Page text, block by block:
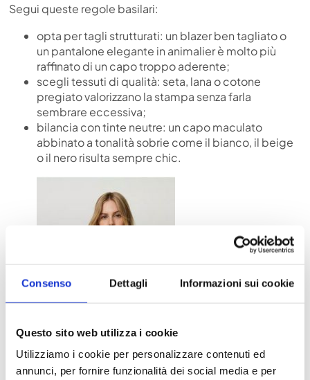
Consenso Dettagli Informazioni sui cookie
Questo sito web utilizza i cookie
Utilizziamo i cookie per personalizzare contenuti ed
annunci, per fornire funzionalità dei social media e per
Segui queste regole basilari:
opta per tagli strutturati: un blazer ben tagliato o
un pantalone elegante in animalier è molto più
raffinato di un capo troppo aderente;
scegli tessuti di qualità: seta, lana o cotone
pregiato valorizzano la stampa senza farla
sembrare eccessiva;
bilancia con tinte neutre: un capo maculato
abbinato a tonalità sobrie come il bianco, il beige
o il nero risulta sempre chic.